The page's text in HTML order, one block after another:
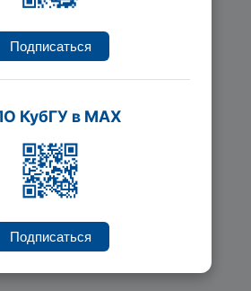
права собственности и иных
договорных и внедоговорных
банкротства, статус
гражданский процесс.
в основном объеме
Подписаться
КубГУ в MAX
Подписаться